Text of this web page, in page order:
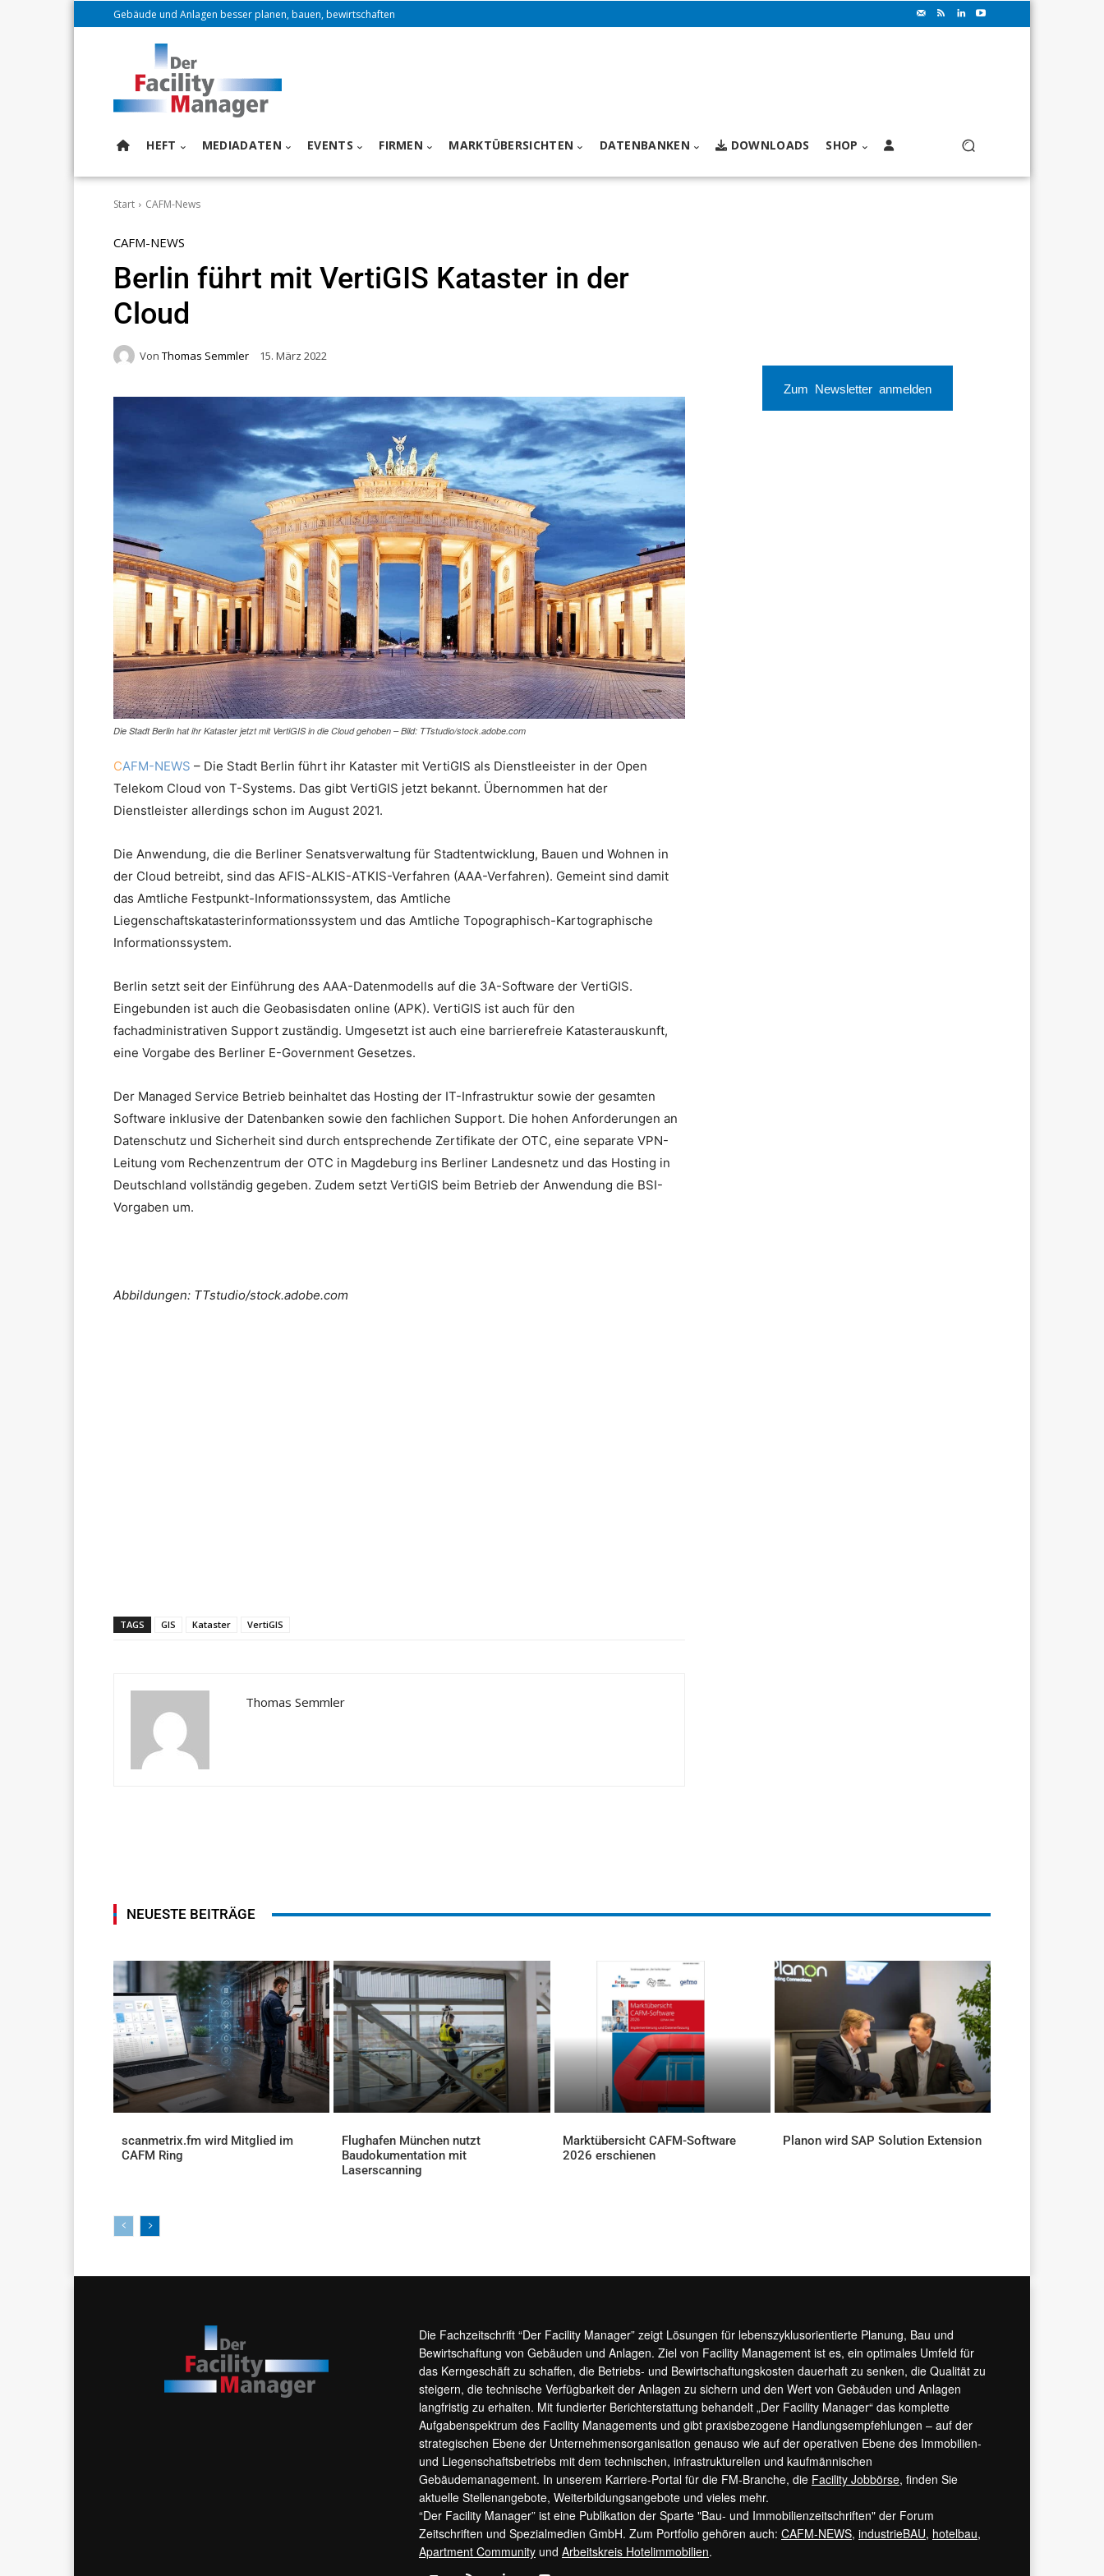
Gebäude und Anlagen besser planen, bauen, bewirtschaften
HEFT MEDIADATEN EVENTS FIRMEN MARKTÜBERSICHTEN DATENBANKEN DOWNLOADS SHOP
Start CAFM-News
CAFM-NEWS
Berlin führt mit VertiGIS Kataster in der
Cloud
Von Thomas Semmler 15. März 2022
Die Stadt Berlin hat ihr Kataster jetzt mit VertiGIS in die Cloud gehoben – Bild: TTstudio/stock.adobe.com
CAFM-NEWS – Die Stadt Berlin führt ihr Kataster mit VertiGIS als Dienstleeister in der Open
Telekom Cloud von T-Systems. Das gibt VertiGIS jetzt bekannt. Übernommen hat der
Dienstleister allerdings schon im August 2021.
Die Anwendung, die die Berliner Senatsverwaltung für Stadtentwicklung, Bauen und Wohnen in
der Cloud betreibt, sind das AFIS-ALKIS-ATKIS-Verfahren (AAA-Verfahren). Gemeint sind damit
das Amtliche Festpunkt-Informationssystem, das Amtliche
Liegenschaftskatasterinformationssystem und das Amtliche Topographisch-Kartographische
Informationssystem.
Berlin setzt seit der Einführung des AAA-Datenmodells auf die 3A-Software der VertiGIS.
Eingebunden ist auch die Geobasisdaten online (APK). VertiGIS ist auch für den
fachadministrativen Support zuständig. Umgesetzt ist auch eine barrierefreie Katasterauskunft,
eine Vorgabe des Berliner E-Government Gesetzes.
Der Managed Service Betrieb beinhaltet das Hosting der IT-Infrastruktur sowie der gesamten
Software inklusive der Datenbanken sowie den fachlichen Support. Die hohen Anforderungen an
Datenschutz und Sicherheit sind durch entsprechende Zertifikate der OTC, eine separate VPN-
Leitung vom Rechenzentrum der OTC in Magdeburg ins Berliner Landesnetz und das Hosting in
Deutschland vollständig gegeben. Zudem setzt VertiGIS beim Betrieb der Anwendung die BSI-
Vorgaben um.
Abbildungen: TTstudio/stock.adobe.com
TAGS GIS Kataster VertiGIS
Thomas Semmler
Zum Newsletter anmelden
NEUESTE BEITRÄGE
scanmetrix.fm wird Mitglied im
CAFM Ring
Flughafen München nutzt
Baudokumentation mit
Laserscanning
Marktübersicht CAFM-Software
2026 erschienen
Planon wird SAP Solution Extension
Die Fachzeitschrift “Der Facility Manager” zeigt Lösungen für lebenszyklusorientierte Planung, Bau und
Bewirtschaftung von Gebäuden und Anlagen. Ziel von Facility Management ist es, ein optimales Umfeld für
das Kerngeschäft zu schaffen, die Betriebs- und Bewirtschaftungskosten dauerhaft zu senken, die Qualität zu
steigern, die technische Verfügbarkeit der Anlagen zu sichern und den Wert von Gebäuden und Anlagen
langfristig zu erhalten. Mit fundierter Berichterstattung behandelt „Der Facility Manager“ das komplette
Aufgabenspektrum des Facility Managements und gibt praxisbezogene Handlungsempfehlungen – auf der
strategischen Ebene der Unternehmensorganisation genauso wie auf der operativen Ebene des Immobilien-
und Liegenschaftsbetriebs mit dem technischen, infrastrukturellen und kaufmännischen
Gebäudemanagement. In unserem Karriere-Portal für die FM-Branche, die Facility Jobbörse, finden Sie
aktuelle Stellenangebote, Weiterbildungsangebote und vieles mehr.
“Der Facility Manager” ist eine Publikation der Sparte "Bau- und Immobilienzeitschriften" der Forum
Zeitschriften und Spezialmedien GmbH. Zum Portfolio gehören auch: CAFM-NEWS, industrieBAU, hotelbau,
Apartment Community und Arbeitskreis Hotelimmobilien.